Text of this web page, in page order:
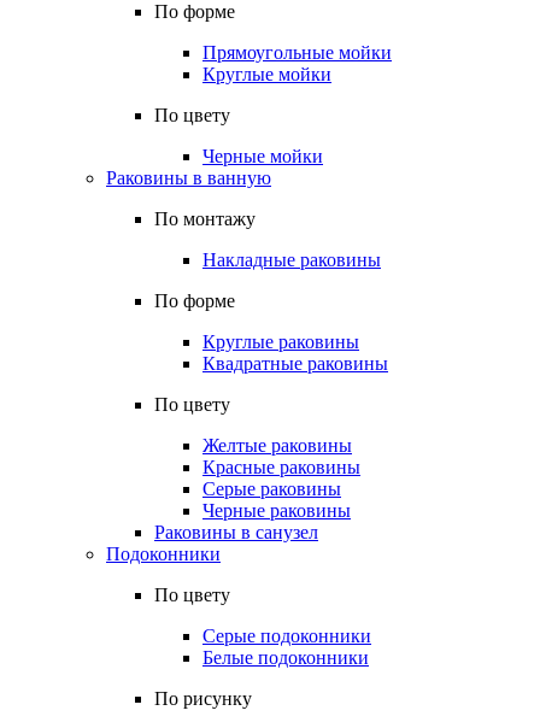
По форме
Прямоугольные мойки
Круглые мойки
По цвету
Черные мойки
Раковины в ванную
По монтажу
Накладные раковины
По форме
Круглые раковины
Квадратные раковины
По цвету
Желтые раковины
Красные раковины
Серые раковины
Черные раковины
Раковины в санузел
Подоконники
По цвету
Серые подоконники
Белые подоконники
По рисунку